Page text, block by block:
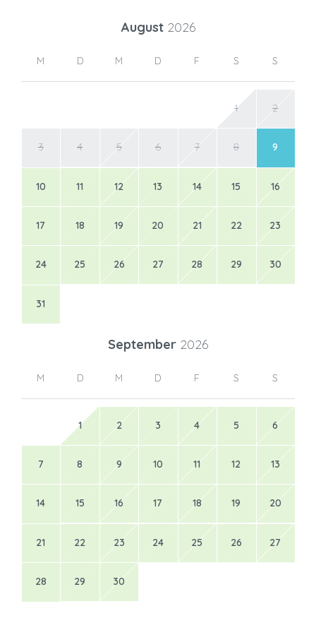
August 2026
M D M D F S S
1 2
3 4 5 6 7 8 9
10 11 12 13 14 15 16
17 18 19 20 21 22 23
24 25 26 27 28 29 30
31
September 2026
M D M D F S S
1 2 3 4 5 6
7 8 9 10 11 12 13
14 15 16 17 18 19 20
21 22 23 24 25 26 27
28 29 30